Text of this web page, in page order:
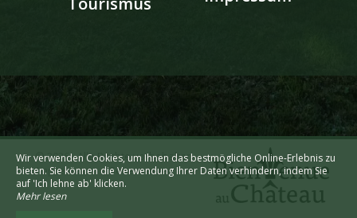
© 2026 - Alle Rechte vorbehalten
Impressum
Seitenverzeichnis
Wir verwenden Cookies, um Ihnen das bestmögliche Online-Erlebnis zu
bieten. Sie können die Verwendung Ihrer Daten verhindern, indem Sie
auf 'Ich lehne ab' klicken.
Mehr lesen